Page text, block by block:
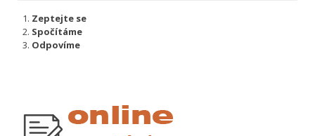
Zeptejte se
Spočítáme
Odpovíme